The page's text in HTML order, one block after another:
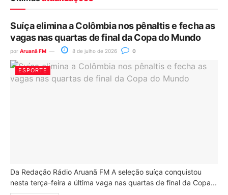
Suíça elimina a Colômbia nos pênaltis e fecha as
vagas nas quartas de final da Copa do Mundo
por Aruanã FM 8 de julho de 2026 0
ESPORTE
Da Redação Rádio Aruanã FM A seleção suíça conquistou
nesta terça-feira a última vaga nas quartas de final da Copa...